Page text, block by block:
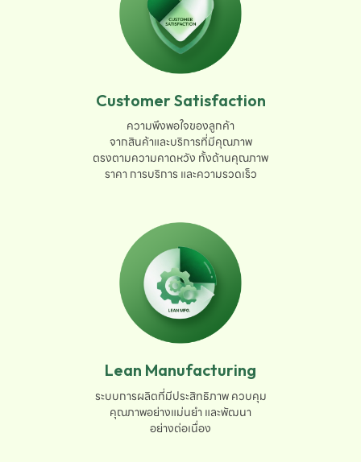
Customer Satisfaction
ความพึงพอใจของลูกค้า
จากสินค้าและบริการที่มีคุณภาพ
ตรงตามความคาดหวัง ทั้งด้านคุณภาพ
ราคา การบริการ และความรวดเร็ว
Lean Manufacturing
ระบบการผลิตที่มีประสิทธิภาพ ควบคุม
คุณภาพอย่างแม่นยำ และพัฒนา
อย่างต่อเนื่อง